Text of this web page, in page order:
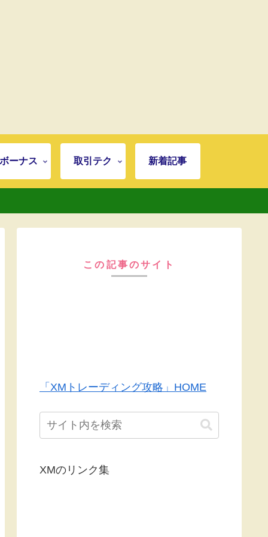
ーナス 取引テク 新着記事
この記事のサイト
「XMトレーディング攻略」HOME
XMのリンク集